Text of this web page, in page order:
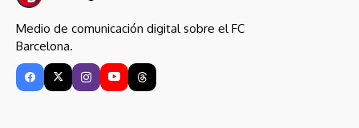
Medio de comunicación digital sobre el FC
Barcelona.